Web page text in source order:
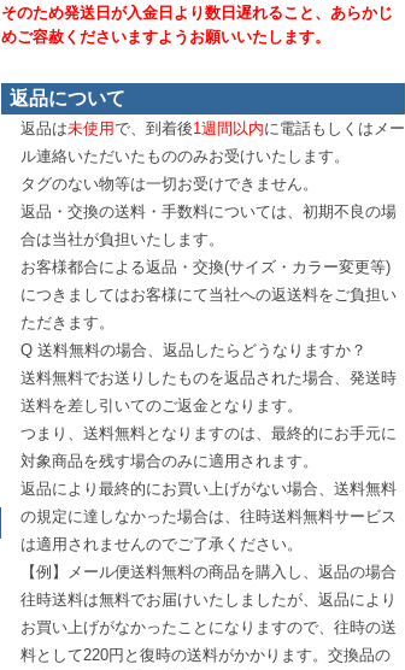
そのため発送日が入金日より数日遅れること、あらかじ
めご容赦くださいますようお願いいたします。
返品について
返品は未使用で、到着後1週間以内に電話もしくはメー
ル連絡いただいたもののみお受けいたします。
タグのない物等は一切お受けできません。
返品・交換の送料・手数料については、初期不良の場
合は当社が負担いたします。
お客様都合による返品・交換(サイズ・カラー変更等)
につきましてはお客様にて当社への返送料をご負担い
ただきます。
Q 送料無料の場合、返品したらどうなりますか？
送料無料でお送りしたものを返品された場合、発送時
送料を差し引いてのご返金となります。
つまり、送料無料となりますのは、最終的にお手元に
対象商品を残す場合のみに適用されます。
返品により最終的にお買い上げがない場合、送料無料
の規定に達しなかった場合は、往時送料無料サービス
は適用されませんのでご了承ください。
【例】メール便送料無料の商品を購入し、返品の場合
往時送料は無料でお届けいたしましたが、返品により
お買い上げがなかったことになりますので、往時の送
料として220円と復時の送料がかかります。交換品の